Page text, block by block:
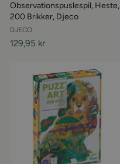
Observationspuslespil, Heste,
200 Brikker, Djeco
DJECO
129,95 kr